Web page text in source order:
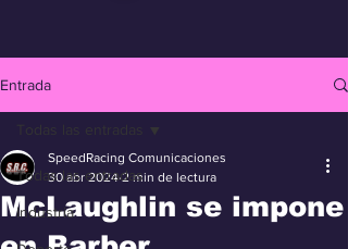
Entrada
Todas las entradas
Industria
Todas las entradas
McLaughlin se impone
SpeedRacing Comunicaciones
30 abr 2024 2 min de lectura